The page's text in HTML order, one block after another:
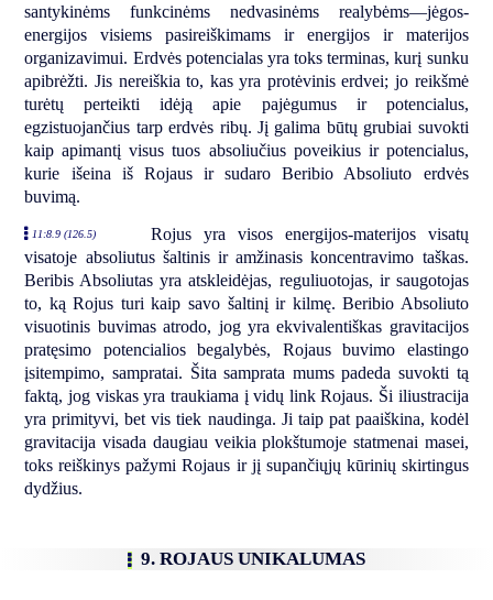
santykinėms funkcinėms nedvasinėms realybėms—jėgos-
energijos visiems pasireiškimams ir energijos ir materijos
organizavimui. Erdvės potencialas yra toks terminas, kurį sunku
apibrėžti. Jis nereiškia to, kas yra protėvinis erdvei; jo reikšmė
turėtų perteikti idėją apie pajėgumus ir potencialus,
egzistuojančius tarp erdvės ribų. Jį galima būtų grubiai suvokti
kaip apimantį visus tuos absoliučius poveikius ir potencialus,
kurie išeina iš Rojaus ir sudaro Beribio Absoliuto erdvės
buvimą.
11:8.9 (126.5)
Rojus yra visos energijos-materijos visatų
visatoje absoliutus šaltinis ir amžinasis koncentravimo taškas.
Beribis Absoliutas yra atskleidėjas, reguliuotojas, ir saugotojas
to, ką Rojus turi kaip savo šaltinį ir kilmę. Beribio Absoliuto
visuotinis buvimas atrodo, jog yra ekvivalentiškas gravitacijos
pratęsimo potencialios begalybės, Rojaus buvimo elastingo
įsitempimo, sampratai. Šita samprata mums padeda suvokti tą
faktą, jog viskas yra traukiama į vidų link Rojaus. Ši iliustracija
yra primityvi, bet vis tiek naudinga. Ji taip pat paaiškina, kodėl
gravitacija visada daugiau veikia plokštumoje statmenai masei,
toks reiškinys pažymi Rojaus ir jį supančiųjų kūrinių skirtingus
dydžius.
9. ROJAUS UNIKALUMAS